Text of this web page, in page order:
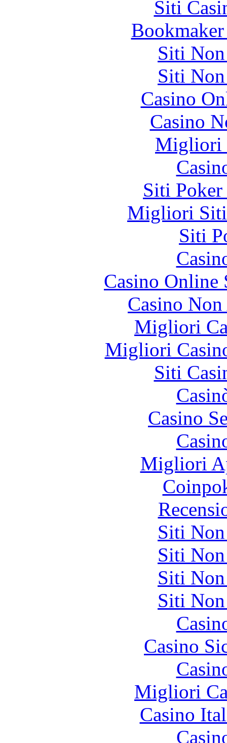
Siti
Siti
Siti
Casino
Casino
Migliori
Siti
Migliori Siti
Siti
Casino
Casino
Migliori
Migliori
Siti
Casino
Migliori
Siti
Siti
Siti
Siti
Casino
Migliori
Casino